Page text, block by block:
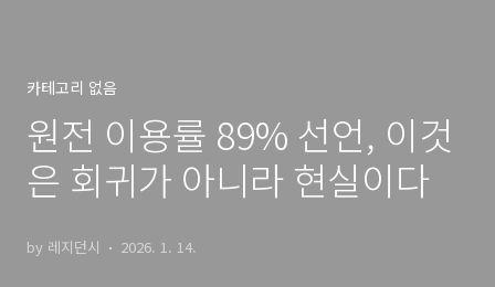
카테고리 없음
원전 이용률 89% 선언, 이것
은 회귀가 아니라 현실이다
by 레지던시 2026. 1. 14.